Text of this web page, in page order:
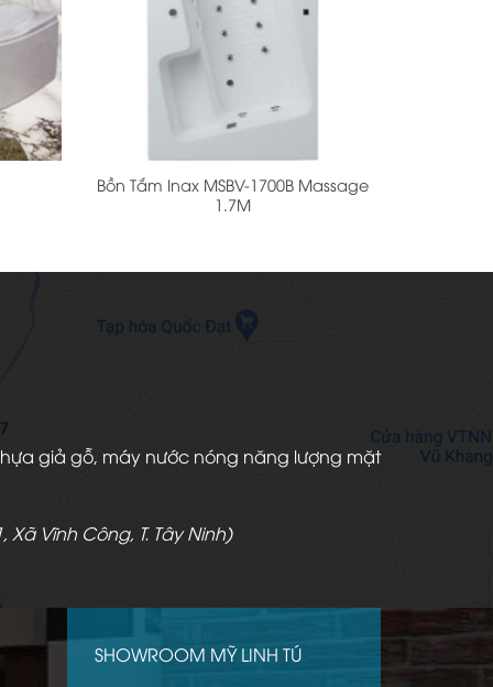
Bồn Tắm Inax MSBV-1700B Massage
1.7M
giả gỗ, máy nước nóng năng lượng mặt
Xã Vĩnh Công, T. Tây Ninh)
SHOWROOM MỸ LINH TÚ